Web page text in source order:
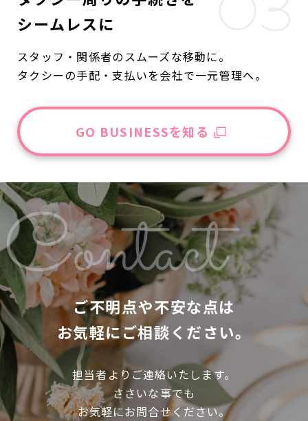
シームレスに
スタッフ・関係者のスムーズな移動に。
タクシーの手配・支払いを会社で一元管理へ。
ご不明点や不安な点は
お気軽にご相談ください。
担当者よりご連絡いたします。
ささいな事でも
お気軽にお問合せください。